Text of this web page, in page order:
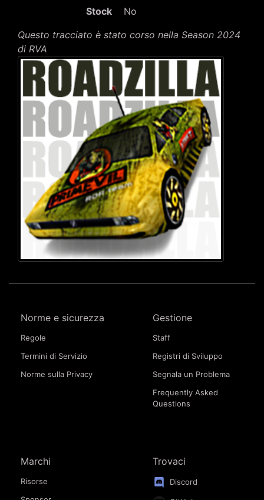
Stock
No
Questo tracciato è stato corso nella Season 2024
di RVA
Norme e sicurezza
Regole
Termini di Servizio
Norme sulla Privacy
Gestione
Staff
Registri di Sviluppo
Segnala un Problema
Frequently Asked
Questions
Marchi
Risorse
Trovaci
Discord